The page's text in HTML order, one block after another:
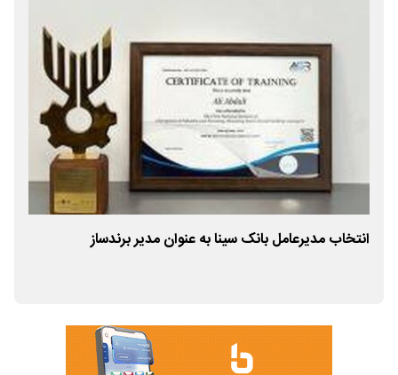
انتخاب مدیرعامل بانک سینا به عنوان مدیر برندساز